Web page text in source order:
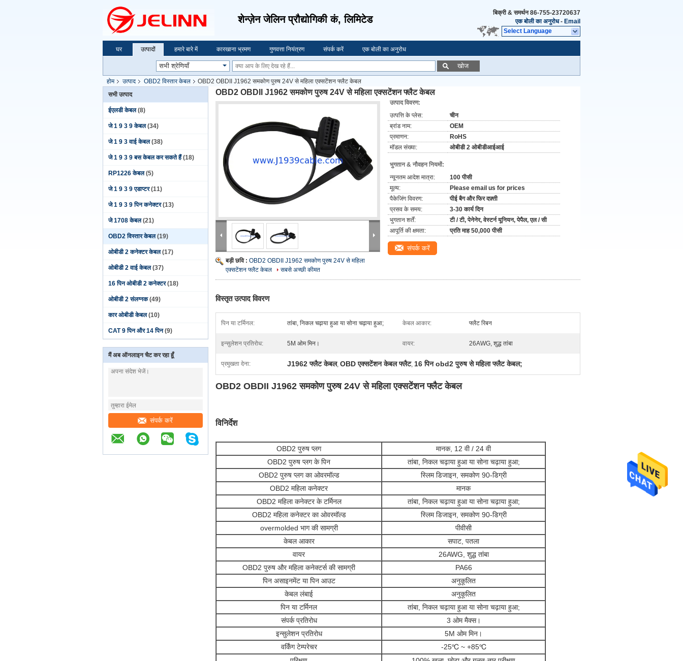
शेन्ज़ेन जेलिन प्रौद्योगिकी कं, लिमिटेड
बिक्री & समर्थन86-755-23720637
एक बोली का अनुरोध- Email
Select Language
घर उत्पादों हमारे बारे में कारखाना भ्रमण गुणवत्ता नियंत्रण संपर्क करें एक बोली का अनुरोध
खोज
होम उत्पाद OBD2 विस्तार केबल
OBD2 OBDII J1962 समकोण पुरुष 24V से महिला एक्सटेंशन फ्लैट केबल
सभी उत्पाद
ईएलडी केबल (8)
जे 1 9 3 9 केबल (34)
जे 1 9 3 वाई केबल (38)
जे 1 9 3 9 बस केबल कर सकते हैं (18)
RP1226 केबल (5)
जे 1 9 3 9 एडाप्टर (11)
जे 1 9 3 9 पिन कनेक्टर (13)
जे 1708 केबल (21)
OBD2 विस्तार केबल (19)
ओबीडी 2 कनेक्टर केबल (17)
ओबीडी 2 वाई केबल (37)
16 पिन ओबीडी 2 कनेक्टर (18)
ओबीडी 2 संलग्नक (49)
कार ओबीडी केबल (10)
CAT 9 पिन और 14 पिन (9)
मैं अब ऑनलाइन चैट कर रहा हूँ
संपर्क करें
OBD2 OBDII J1962 समकोण पुरुष 24V से महिला एक्सटेंशन फ्लैट केबल
बड़ी छवि : OBD2 OBDII J1962 समकोण पुरुष 24V से महिला
एक्सटेंशन फ्लैट केबल
सबसे अच्छी कीमत
उत्पाद विवरण:
उत्पत्ति के प्लेस:
चीन
ब्रांड नाम:
OEM
प्रमाणन:
RoHS
मॉडल संख्या:
ओबीडी 2 ओबीडीआईआई
भुगतान & नौवहन नियमों:
न्यूनतम आदेश मात्रा:
100 पीसी
मूल्य:
Please email us for prices
पैकेजिंग विवरण:
पीई बैग और फिर दफ़्ती
प्रसव के समय:
3-30 कार्य दिन
भुगतान शर्तें:
टी / टी, पेनेनेर, वेस्टर्न यूनियन, पेपैल, एल / सी
आपूर्ति की क्षमता:
प्रति माह 50,000 पीसी
संपर्क करें
विस्तृत उत्पाद विवरण
पिन या टर्मिनल: तांबा, निकल चढ़ाया हुआ या सोना चढ़ाया हुआ; केबल आकार: फ्लैट रिबन
इन्सुलेशन प्रतिरोध: 5M ओम मिन। वायर: 26AWG, शुद्ध तांबा
प्रमुखता देना: J1962 फ्लैट केबल, OBD एक्सटेंशन केबल फ्लैट, 16 पिन obd2 पुरुष से महिला फ्लैट केबल;
OBD2 OBDII J1962 समकोण पुरुष 24V से महिला एक्सटेंशन फ्लैट केबल
विनिर्देश
OBD2 पुरुष प्लग
मानक, 12 वी / 24 वी
OBD2 पुरुष प्लग के पिन
तांबा, निकल चढ़ाया हुआ या सोना चढ़ाया हुआ;
OBD2 पुरुष प्लग का ओवरमॉल्ड
स्लिम डिजाइन, समकोण 90-डिग्री
OBD2 महिला कनेक्टर
मानक
OBD2 महिला कनेक्टर के टर्मिनल
तांबा, निकल चढ़ाया हुआ या सोना चढ़ाया हुआ;
OBD2 महिला कनेक्टर का ओवरमॉल्ड
स्लिम डिजाइन, समकोण 90-डिग्री
overmolded भाग की सामग्री
पीवीसी
केबल आकार
सपाट, पतला
वायर
26AWG, शुद्ध तांबा
OBD2 पुरुष और महिला कनेक्टर्स की सामग्री
PA66
पिन असाइनमेंट या पिन आउट
अनुकूलित
केबल लंबाई
अनुकूलित
पिन या टर्मिनल
तांबा, निकल चढ़ाया हुआ या सोना चढ़ाया हुआ;
संपर्क प्रतिरोध
3 ओम मैक्स।
इन्सुलेशन प्रतिरोध
5M ओम मिन।
वर्किंग टेम्परेचर
-25℃ ~ +85℃